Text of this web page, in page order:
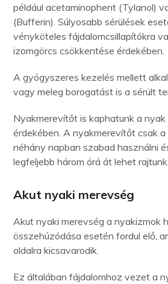
például acetaminophent (Tylanol)
(Bufferin). Súlyosabb sérülések
vényköteles fájdalomcsillapítókra
izomgörcs csökkentése érdekében.
A gyógyszeres kezelés mellett
vagy meleg borogatást is a sérült
Nyakmerevítőt is kaphatunk a
érdekében. A nyakmerevítőt csak
néhány napban szabad használni
legfeljebb három órá át lehet rajtunk.
Akut nyaki merevség
Akut nyaki merevség a nyakizmok
összehúzódása esetén fordul elő,
oldalra kicsavarodik.
Ez általában fájdalomhoz vezet a